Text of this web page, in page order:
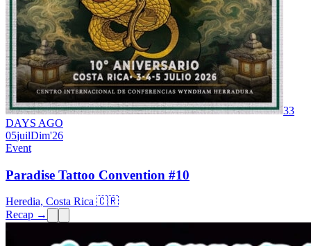
33
DAYS AGO
05juilDim'26
Event
Paradise Tattoo Convention #10
Heredia, Costa Rica 🇨🇷
Recap →